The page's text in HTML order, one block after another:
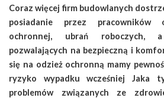
Coraz więcej firm budowlanych
posiadanie przez pracowników
ochronnej, ubrań roboczych,
pozwalających na bezpieczną i
się na odzież ochronną mamy
ryzyko wypadku wcześniej Jaka
problemów związanych ze